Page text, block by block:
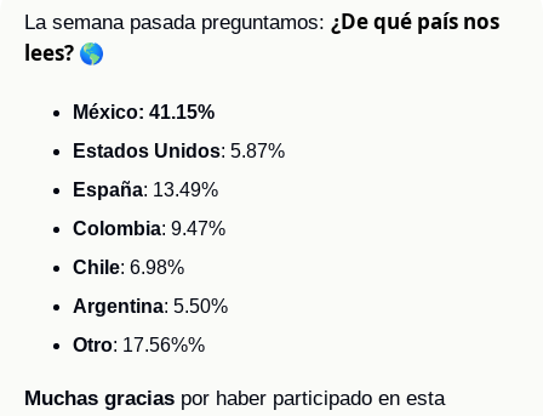
La semana pasada preguntamos: ¿De qué país nos
lees? 🌎
México: 41.15%
Estados Unidos: 5.87%
España: 13.49%
Colombia: 9.47%
Chile: 6.98%
Argentina: 5.50%
Otro: 17.56%%
Muchas gracias por haber participado en esta